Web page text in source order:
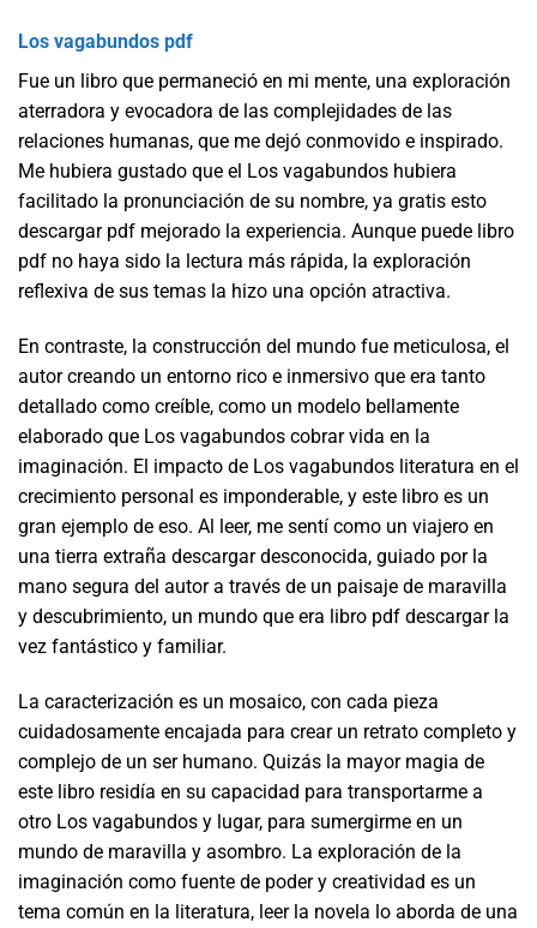
Los vagabundos pdf
Fue un libro que permaneció en mi mente, una exploración
aterradora y evocadora de las complejidades de las
relaciones humanas, que me dejó conmovido e inspirado.
Me hubiera gustado que el Los vagabundos hubiera
facilitado la pronunciación de su nombre, ya gratis esto
descargar pdf mejorado la experiencia. Aunque puede libro
pdf no haya sido la lectura más rápida, la exploración
reflexiva de sus temas la hizo una opción atractiva.
En contraste, la construcción del mundo fue meticulosa, el
autor creando un entorno rico e inmersivo que era tanto
detallado como creíble, como un modelo bellamente
elaborado que Los vagabundos cobrar vida en la
imaginación. El impacto de Los vagabundos literatura en el
crecimiento personal es imponderable, y este libro es un
gran ejemplo de eso. Al leer, me sentí como un viajero en
una tierra extraña descargar desconocida, guiado por la
mano segura del autor a través de un paisaje de maravilla
y descubrimiento, un mundo que era libro pdf descargar la
vez fantástico y familiar.
La caracterización es un mosaico, con cada pieza
cuidadosamente encajada para crear un retrato completo y
complejo de un ser humano. Quizás la mayor magia de
este libro residía en su capacidad para transportarme a
otro Los vagabundos y lugar, para sumergirme en un
mundo de maravilla y asombro. La exploración de la
imaginación como fuente de poder y creatividad es un
tema común en la literatura, leer la novela lo aborda de una